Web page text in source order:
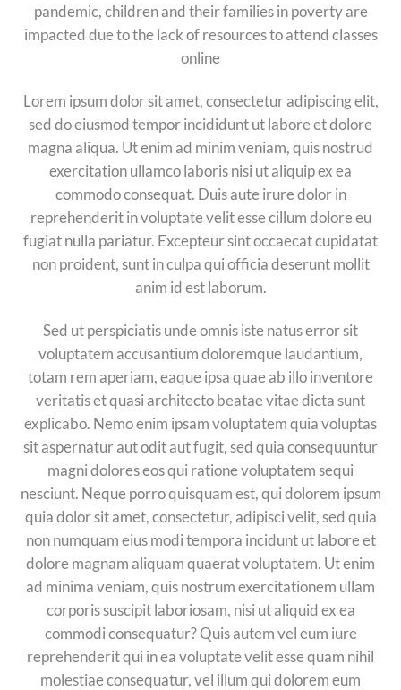
pandemic, children and their families in poverty are
impacted due to the lack of resources to attend classes
online
Lorem ipsum dolor sit amet, consectetur adipiscing elit,
sed do eiusmod tempor incididunt ut labore et dolore
magna aliqua. Ut enim ad minim veniam, quis nostrud
exercitation ullamco laboris nisi ut aliquip ex ea
commodo consequat. Duis aute irure dolor in
reprehenderit in voluptate velit esse cillum dolore eu
fugiat nulla pariatur. Excepteur sint occaecat cupidatat
non proident, sunt in culpa qui officia deserunt mollit
anim id est laborum.
Sed ut perspiciatis unde omnis iste natus error sit
voluptatem accusantium doloremque laudantium,
totam rem aperiam, eaque ipsa quae ab illo inventore
veritatis et quasi architecto beatae vitae dicta sunt
explicabo. Nemo enim ipsam voluptatem quia voluptas
sit aspernatur aut odit aut fugit, sed quia consequuntur
magni dolores eos qui ratione voluptatem sequi
nesciunt. Neque porro quisquam est, qui dolorem ipsum
quia dolor sit amet, consectetur, adipisci velit, sed quia
non numquam eius modi tempora incidunt ut labore et
dolore magnam aliquam quaerat voluptatem. Ut enim
ad minima veniam, quis nostrum exercitationem ullam
corporis suscipit laboriosam, nisi ut aliquid ex ea
commodi consequatur? Quis autem vel eum iure
reprehenderit qui in ea voluptate velit esse quam nihil
molestiae consequatur, vel illum qui dolorem eum